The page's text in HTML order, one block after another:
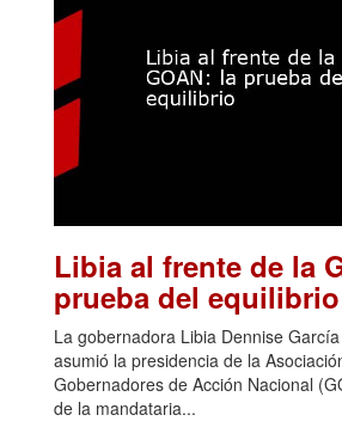
Libia al frente de la
prueba del equilibrio
La gobernadora Libia Dennise
asumió la presidencia de la
Gobernadores de Acción Nacional
de la mandataria...